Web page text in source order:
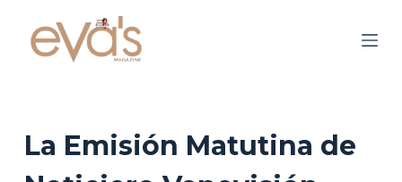
La Emisión Matutina de